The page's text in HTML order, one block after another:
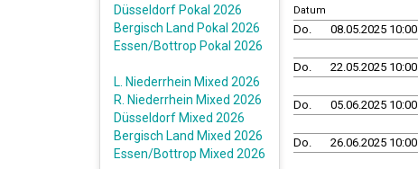
Düsseldorf Pokal 2026
Bergisch Land Pokal 2026
Essen/Bottrop Pokal 2026
L. Niederrhein Mixed 2026
R. Niederrhein Mixed 2026
Düsseldorf Mixed 2026
Bergisch Land Mixed 2026
Essen/Bottrop Mixed 2026
Datum
Do. 08.05.2025 10:00
Do.
22.05.2025 10:00
Do.
05.06.2025 10:00
Do.
26.06.2025 10:00